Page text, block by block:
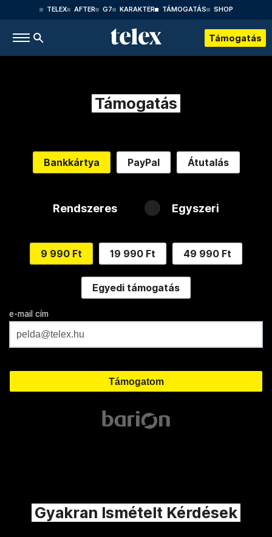
TELEX AFTER G7 KARAKTER TÁMOGATÁS SHOP
Támogatás
Támogatás
Bankkártya PayPal Átutalás
Rendszeres Egyszeri
9 990 Ft 19 990 Ft 49 990 Ft
Egyedi támogatás
e-mail cím
Gyakran Ismételt Kérdések